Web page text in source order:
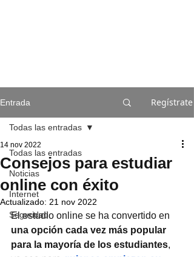
Entrada Regístrate
Todas las entradas
Noticias
Internet
Seguridad
Todas las entradas
Consejos para estudiar
online con éxito
14 nov 2022
Actualizado: 21 nov 2022
El estudio online se ha convertido en
una opción cada vez más popular
para la mayoría de los estudiantes,